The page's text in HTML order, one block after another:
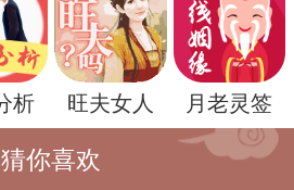
析 旺夫女人 月老灵签
猜你喜欢